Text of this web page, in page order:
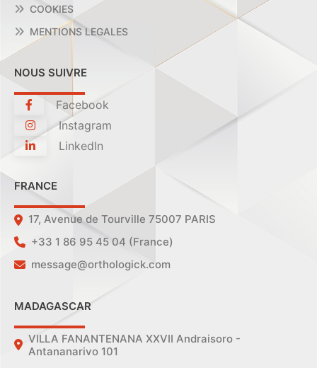
COOKIES
MENTIONS LEGALES
NOUS SUIVRE
Facebook
Instagram
LinkedIn
FRANCE
17, Avenue de Tourville 75007 PARIS
+33 1 86 95 45 04 (France)
message@orthologick.com
MADAGASCAR
VILLA FANANTENANA XXVII Andraisoro -
Antananarivo 101